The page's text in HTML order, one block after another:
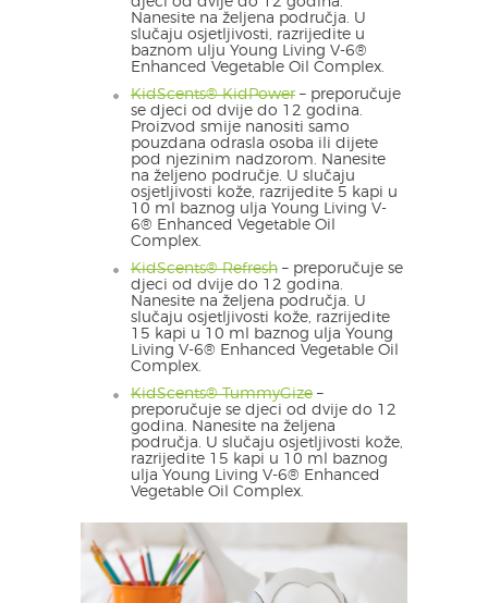
Nanesite na željena područja. U
slučaju osjetljivosti, razrijedite u
baznom ulju Young Living V-6®
Enhanced Vegetable Oil Complex.
KidScents® KidPower – preporučuje
se djeci od dvije do 12 godina.
Proizvod smije nanositi samo
pouzdana odrasla osoba ili dijete
pod njezinim nadzorom. Nanesite
na željeno područje. U slučaju
osjetljivosti kože, razrijedite 5 kapi u
10 ml baznog ulja Young Living V-
6® Enhanced Vegetable Oil
Complex.
KidScents® Refresh – preporučuje se
djeci od dvije do 12 godina.
Nanesite na željena područja. U
slučaju osjetljivosti kože, razrijedite
15 kapi u 10 ml baznog ulja Young
Living V-6® Enhanced Vegetable Oil
Complex.
KidScents® TummyGize –
preporučuje se djeci od dvije do 12
godina. Nanesite na željena
područja. U slučaju osjetljivosti kože,
razrijedite 15 kapi u 10 ml baznog
ulja Young Living V-6® Enhanced
Vegetable Oil Complex.